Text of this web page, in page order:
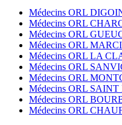
Bus - École
Médecins ORL
Médecins ORL
Médecins ORL
Médecins ORL
Médecins ORL LA
Médecins ORL
Médecins ORL
Médecins ORL
Médecins ORL
Médecins ORL